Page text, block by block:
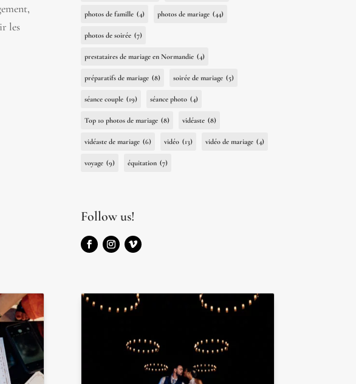
les
photos de famille (4) photos de mariage (44)
photos de soirée (7)
prestataires de mariage en Normandie (4)
préparatifs de mariage (8) soirée de mariage (5)
séance couple (19) séance photo (4)
Top 10 photos de mariage (8) vidéaste (8)
vidéaste de mariage (6) vidéo (13) vidéo de mariage (4)
voyage (9) équitation (7)
Follow us!